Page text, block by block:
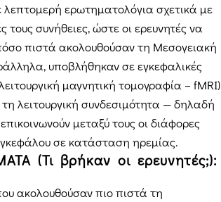
ερωτηματολόγια σχετικά με
τους συνήθειες, ώστε οι ερευνητές να
πιστά ακολουθούσαν τη Μεσογειακή
υποβλήθηκαν σε εγκεφαλικές
μαγνητική τομογραφία – fMRI)
λειτουργική συνδεσιμότητα — δηλαδή
μεταξύ τους οι διάφορες
σε κατάσταση ηρεμίας.
(Τι βρήκαν οι ερευνητές;):
ακολουθούσαν πιο πιστά τη